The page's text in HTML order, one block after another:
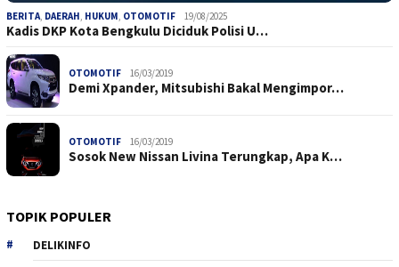
BERITA, DAERAH, HUKUM, OTOMOTIF 19/08/2025
Kadis DKP Kota Bengkulu Diciduk Polisi U…
OTOMOTIF 16/03/2019
Demi Xpander, Mitsubishi Bakal Mengimpor…
OTOMOTIF 16/03/2019
Sosok New Nissan Livina Terungkap, Apa K…
TOPIK POPULER
DELIKINFO